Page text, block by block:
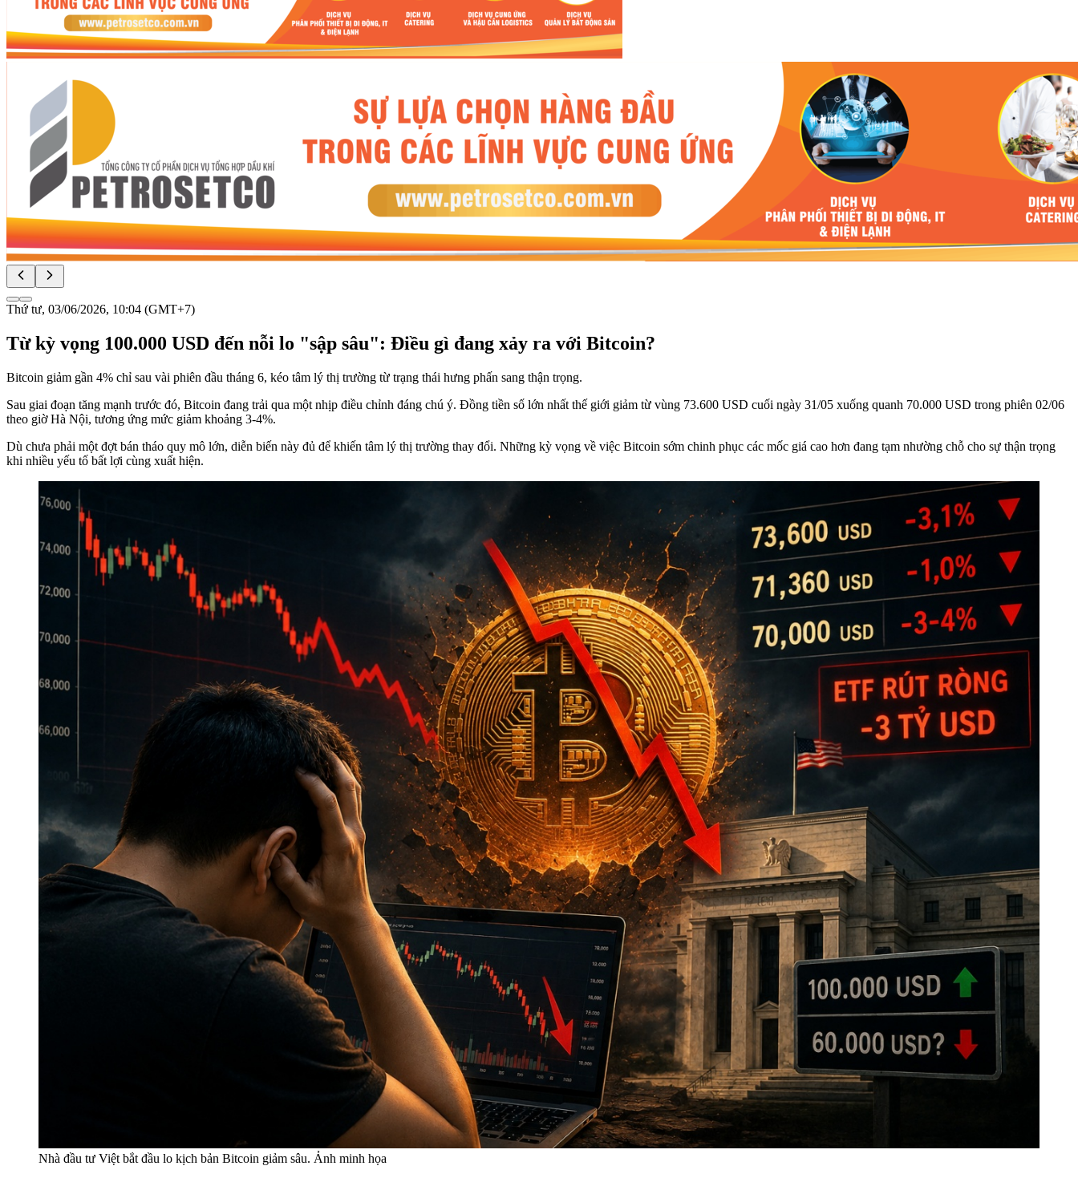
Thứ tư, 03/06/2026, 10:04 (GMT+7)
Từ kỳ vọng 100.000 USD đến nỗi lo "sập sâu": Điều gì đang xảy ra với Bitcoin?
Bitcoin giảm gần 4% chỉ sau vài phiên đầu tháng 6, kéo tâm lý thị trường từ trạng thái hưng phấn sang thận trọng.
Sau giai đoạn tăng mạnh trước đó, Bitcoin đang trải qua một nhịp điều chỉnh đáng chú ý. Đồng tiền số lớn nhất thế giới giảm từ vùng 73.600 USD cuối ngày 31/05 xuống quanh 70.000 USD trong phiên 02/06
theo giờ Hà Nội, tương ứng mức giảm khoảng 3-4%.
Dù chưa phải một đợt bán tháo quy mô lớn, diễn biến này đủ để khiến tâm lý thị trường thay đổi. Những kỳ vọng về việc Bitcoin sớm chinh phục các mốc giá cao hơn đang tạm nhường chỗ cho sự thận trọng
khi nhiều yếu tố bất lợi cùng xuất hiện.
Nhà đầu tư Việt bắt đầu lo kịch bản Bitcoin giảm sâu. Ảnh minh họa